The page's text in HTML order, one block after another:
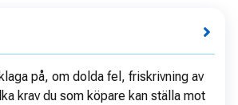
på, om dolda fel, friskrivning av
krav du som köpare kan ställa mot